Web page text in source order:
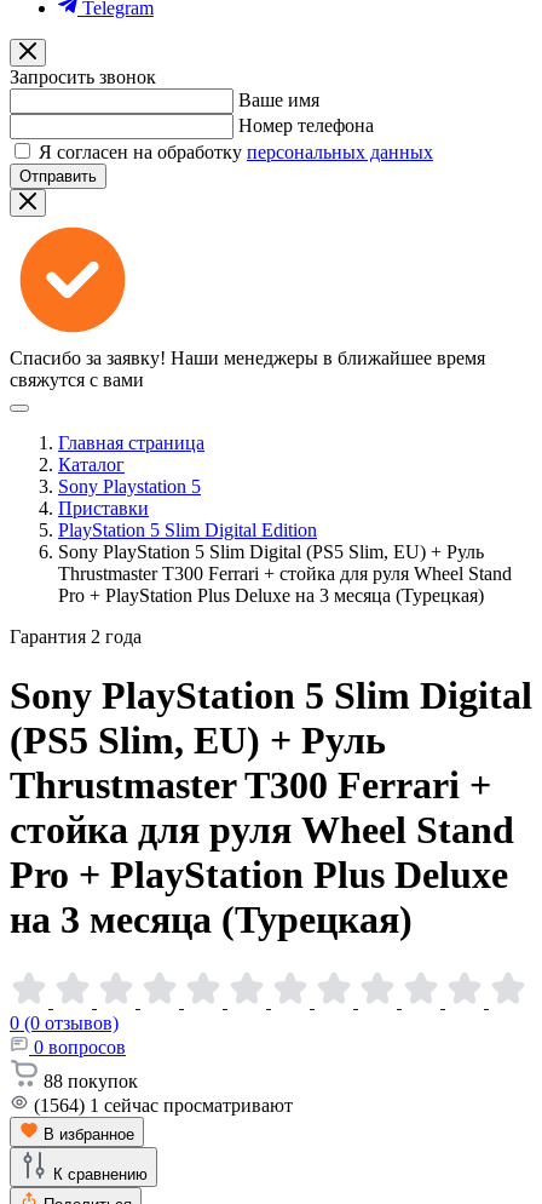
Telegram
Запросить звонок
Ваше имя
Номер телефона
Я согласен на обработку персональных данных
Отправить
Спасибо за заявку! Наши менеджеры в ближайшее время
свяжутся с вами
Главная страница
Каталог
Sony Playstation 5
Приставки
PlayStation 5 Slim Digital Edition
Sony PlayStation 5 Slim Digital (PS5 Slim, EU) + Руль
Thrustmaster T300 Ferrari + стойка для руля Wheel Stand
Pro + PlayStation Plus Deluxe на 3 месяца (Турецкая)
Гарантия 2 года
Sony PlayStation 5 Slim Digital
(PS5 Slim, EU) + Руль
Thrustmaster T300 Ferrari +
стойка для руля Wheel Stand
Pro + PlayStation Plus Deluxe
на 3 месяца (Турецкая)
0 (0 отзывов)
0 вопросов
88 покупок
(1564) 1 сейчас просматривают
В избранное
К сравнению